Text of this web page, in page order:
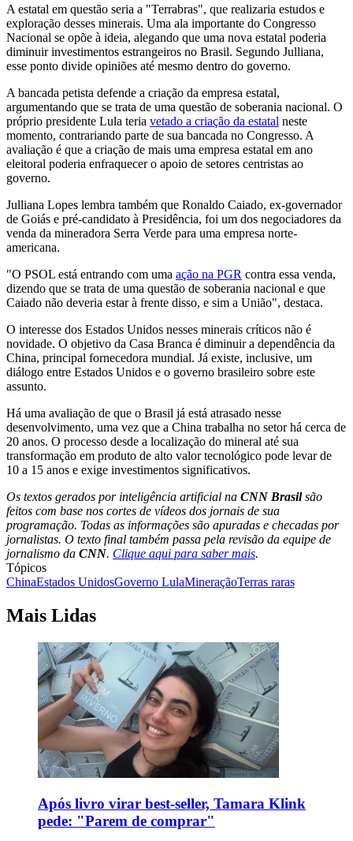
A estatal em questão seria a "Terrabras", que realizaria estudos e
exploração desses minerais. Uma ala importante do Congresso
Nacional se opõe à ideia, alegando que uma nova estatal poderia
diminuir investimentos estrangeiros no Brasil. Segundo Julliana,
esse ponto divide opiniões até mesmo dentro do governo.
A bancada petista defende a criação da empresa estatal,
argumentando que se trata de uma questão de soberania nacional. O
próprio presidente Lula teria vetado a criação da estatal neste
momento, contrariando parte de sua bancada no Congresso. A
avaliação é que a criação de mais uma empresa estatal em ano
eleitoral poderia enfraquecer o apoio de setores centristas ao
governo.
Julliana Lopes lembra também que Ronaldo Caiado, ex-governador
de Goiás e pré-candidato à Presidência, foi um dos negociadores da
venda da mineradora Serra Verde para uma empresa norte-
americana.
"O PSOL está entrando com uma ação na PGR contra essa venda,
dizendo que se trata de uma questão de soberania nacional e que
Caiado não deveria estar à frente disso, e sim a União", destaca.
O interesse dos Estados Unidos nesses minerais críticos não é
novidade. O objetivo da Casa Branca é diminuir a dependência da
China, principal fornecedora mundial. Já existe, inclusive, um
diálogo entre Estados Unidos e o governo brasileiro sobre este
assunto.
Há uma avaliação de que o Brasil já está atrasado nesse
desenvolvimento, uma vez que a China trabalha no setor há cerca de
20 anos. O processo desde a localização do mineral até sua
transformação em produto de alto valor tecnológico pode levar de
10 a 15 anos e exige investimentos significativos.
Os textos gerados por inteligência artificial na CNN Brasilsão
feitos com base nos cortes de vídeos dos jornais de sua
programação. Todas as informações são apuradas e checadas por
jornalistas. O texto final também passa pela revisão da equipe de
jornalismo da CNN. Clique aqui para saber mais.
Tópicos
ChinaEstados UnidosGoverno LulaMineraçãoTerras raras
Mais Lidas
Após livro virar best-seller, Tamara Klink
pede: "Parem de comprar"